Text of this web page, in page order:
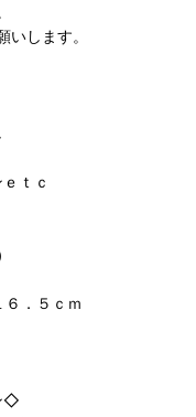
します。
ｔｃ
．５ｃｍ
◇